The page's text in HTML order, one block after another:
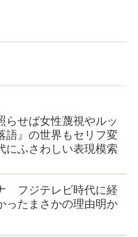
らせば女性蔑視やルッ
』の世界もセリフ変
にふさわしい表現模索
フジテレビ時代に経
ったまさかの理由明か